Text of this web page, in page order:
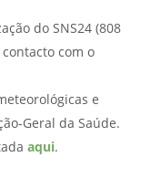
do SNS24 (808
com o
e
Geral da Saúde.
aqui.